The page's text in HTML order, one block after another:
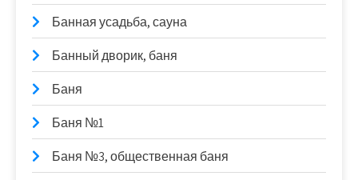
Банная усадьба, сауна
Банный дворик, баня
Баня
Баня №1
Баня №3, общественная баня